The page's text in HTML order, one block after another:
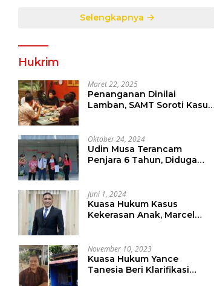
Selengkapnya
Hukrim
Maret 22, 2025
Penanganan Dinilai
Lamban, SAMT Soroti Kasus
Oktober 24, 2024
Udin Musa Terancam
Penjara 6 Tahun, Diduga
Juni 1, 2024
Kuasa Hukum Kasus
Kekerasan Anak, Marcel
Ditindak Sesuai Hukum
Berlaku
November 10, 2023
Kuasa Hukum Yance
Tanesia Beri Klarifikasi